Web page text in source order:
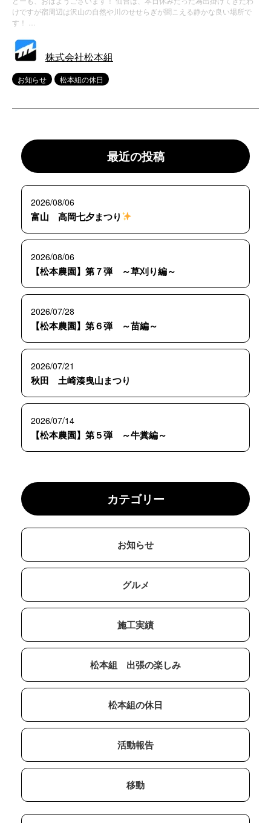
けですが宿周辺は沢山の自然や川のせせらぎが聞こえる静かな良い場所で
す！ …
株式会社松本組
お知らせ 松本組の休日
最近の投稿
2026/08/06
富山 高岡七夕まつり
2026/08/06
【松本農園】第７弾 ～草刈り編～
2026/07/28
【松本農園】第６弾 ～苗編～
2026/07/21
秋田 土崎湊曳山まつり
2026/07/14
【松本農園】第５弾 ～牛糞編～
カテゴリー
お知らせ
グルメ
施工実績
松本組 出張の楽しみ
松本組の休日
活動報告
移動